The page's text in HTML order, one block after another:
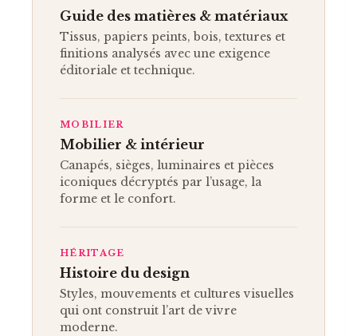
Guide des matières & matériaux
Tissus, papiers peints, bois, textures et
finitions analysés avec une exigence
éditoriale et technique.
MOBILIER
Mobilier & intérieur
Canapés, sièges, luminaires et pièces
iconiques décryptés par l’usage, la
forme et le confort.
HÉRITAGE
Histoire du design
Styles, mouvements et cultures visuelles
qui ont construit l’art de vivre
moderne.